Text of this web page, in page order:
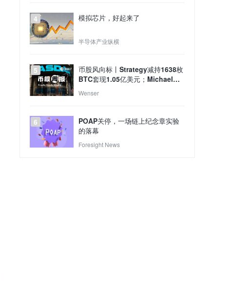
4 模拟芯片，好起来了
半导体产业纵横
5
币股风向标丨Strategy减持1638枚
BTC套现1.05亿美元；Michael
Saylor重申本人未出售任何比特
币，Strategy买卖行为与个人持仓
Wenser
6
POAP关停，一场链上纪念章实验
的落幕
Foresight News